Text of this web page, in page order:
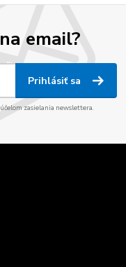
email?
Prihlásiť sa
účelom zasielania newslettera.